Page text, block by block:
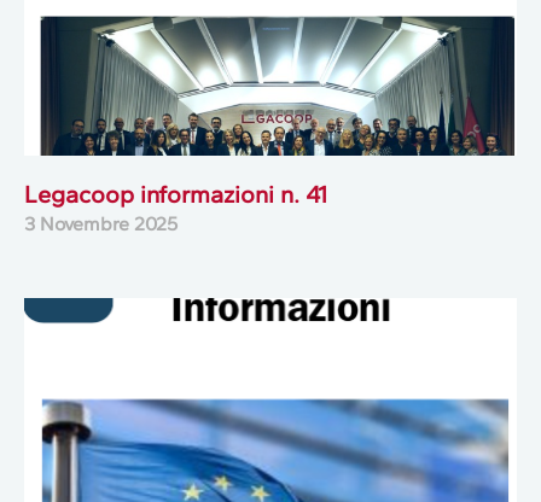
Legacoop informazioni n. 41
3 Novembre 2025